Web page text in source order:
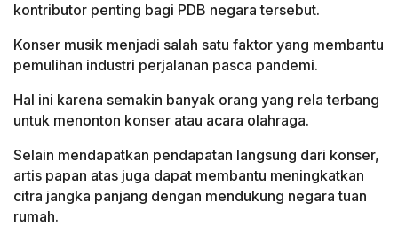
kontributor penting bagi PDB negara tersebut.
Konser musik menjadi salah satu faktor yang membantu
pemulihan industri perjalanan pasca pandemi.
Hal ini karena semakin banyak orang yang rela terbang
untuk menonton konser atau acara olahraga.
Selain mendapatkan pendapatan langsung dari konser,
artis papan atas juga dapat membantu meningkatkan
citra jangka panjang dengan mendukung negara tuan
rumah.